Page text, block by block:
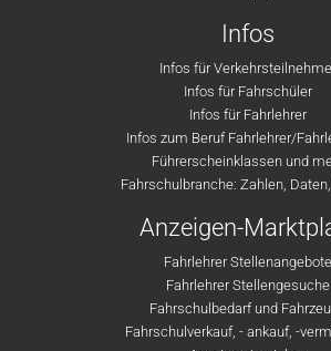
Infos
Infos für
Infos für Fahrschüler
Infos für Fahrlehrer
Infos zum Beruf Fahrlehrer/
Führerscheinklassen und
Fahrschulbranche: Zahlen,
Anzeigen-
Fahrlehrer Stellenangebote
Fahrlehrer Stellengesuche
Fahrschulbedarf und
Fahrschulverkauf, - ankauf, -